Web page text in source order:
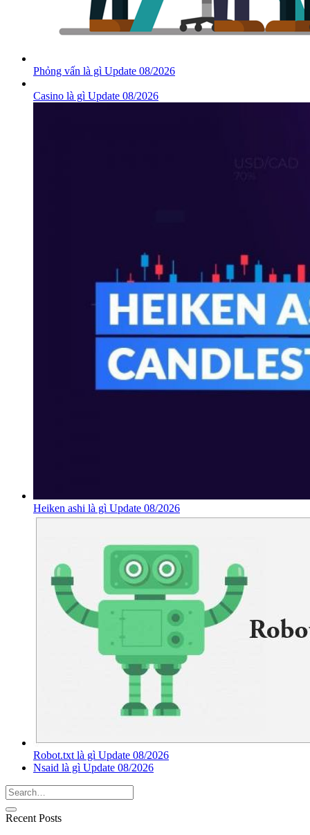
Phỏng vấn là gì Update 08/2026
Casino là gì Update 08/2026
Heiken ashi là gì Update 08/2026
Robot.txt là gì Update 08/2026
Nsaid là gì Update 08/2026
Recent Posts